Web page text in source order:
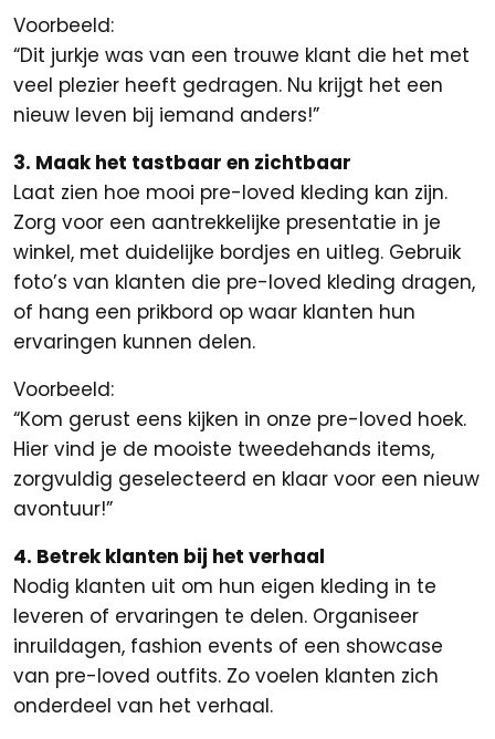
Voorbeeld:
“Dit jurkje was van een trouwe klant die het met
veel plezier heeft gedragen. Nu krijgt het een
nieuw leven bij iemand anders!”
3. Maak het tastbaar en zichtbaar
Laat zien hoe mooi pre-loved kleding kan zijn.
Zorg voor een aantrekkelijke presentatie in je
winkel, met duidelijke bordjes en uitleg. Gebruik
foto’s van klanten die pre-loved kleding dragen,
of hang een prikbord op waar klanten hun
ervaringen kunnen delen.
Voorbeeld:
“Kom gerust eens kijken in onze pre-loved hoek.
Hier vind je de mooiste tweedehands items,
zorgvuldig geselecteerd en klaar voor een nieuw
avontuur!”
4. Betrek klanten bij het verhaal
Nodig klanten uit om hun eigen kleding in te
leveren of ervaringen te delen. Organiseer
inruildagen, fashion events of een showcase
van pre-loved outfits. Zo voelen klanten zich
onderdeel van het verhaal.